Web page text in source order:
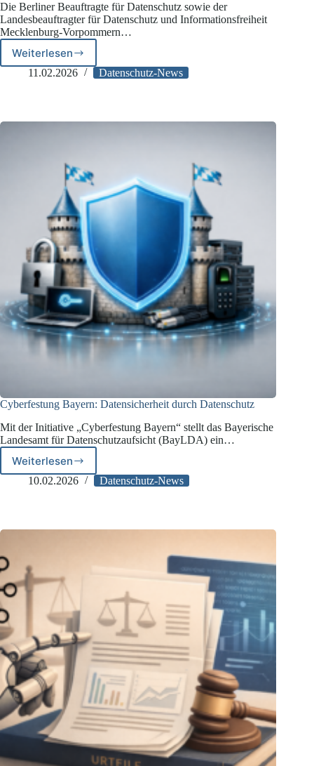
Die Berliner Beauftragte für Datenschutz sowie der
Landesbeauftragter für Datenschutz und Informationsfreiheit
Mecklenburg-Vorpommern…
Weiterlesen
BlnBDI
warnt
nach
11.02.2026 Datenschutz-News
Cyberfestung Bayern: Datensicherheit durch Datenschutz
Mit der Initiative „Cyberfestung Bayern“ stellt das Bayerische
Landesamt für Datenschutzaufsicht (BayLDA) ein…
WeiterlesenCyberfestung
Bayern:
10.02.2026 Datenschutz-News